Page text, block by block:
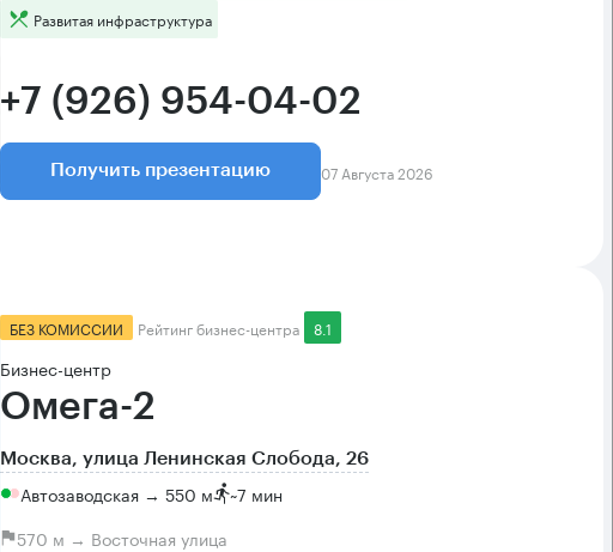
Развитая инфраструктура
+7 (926) 954-04-02
Получить презентацию 07 Августа 2026
БЕЗ КОМИССИИ Рейтинг бизнес-центра 8.1
Бизнес-центр
Омега-2
Москва, улица Ленинская Слобода, 26
Автозаводская → 550 м ~7 мин
570 м → Восточная улица